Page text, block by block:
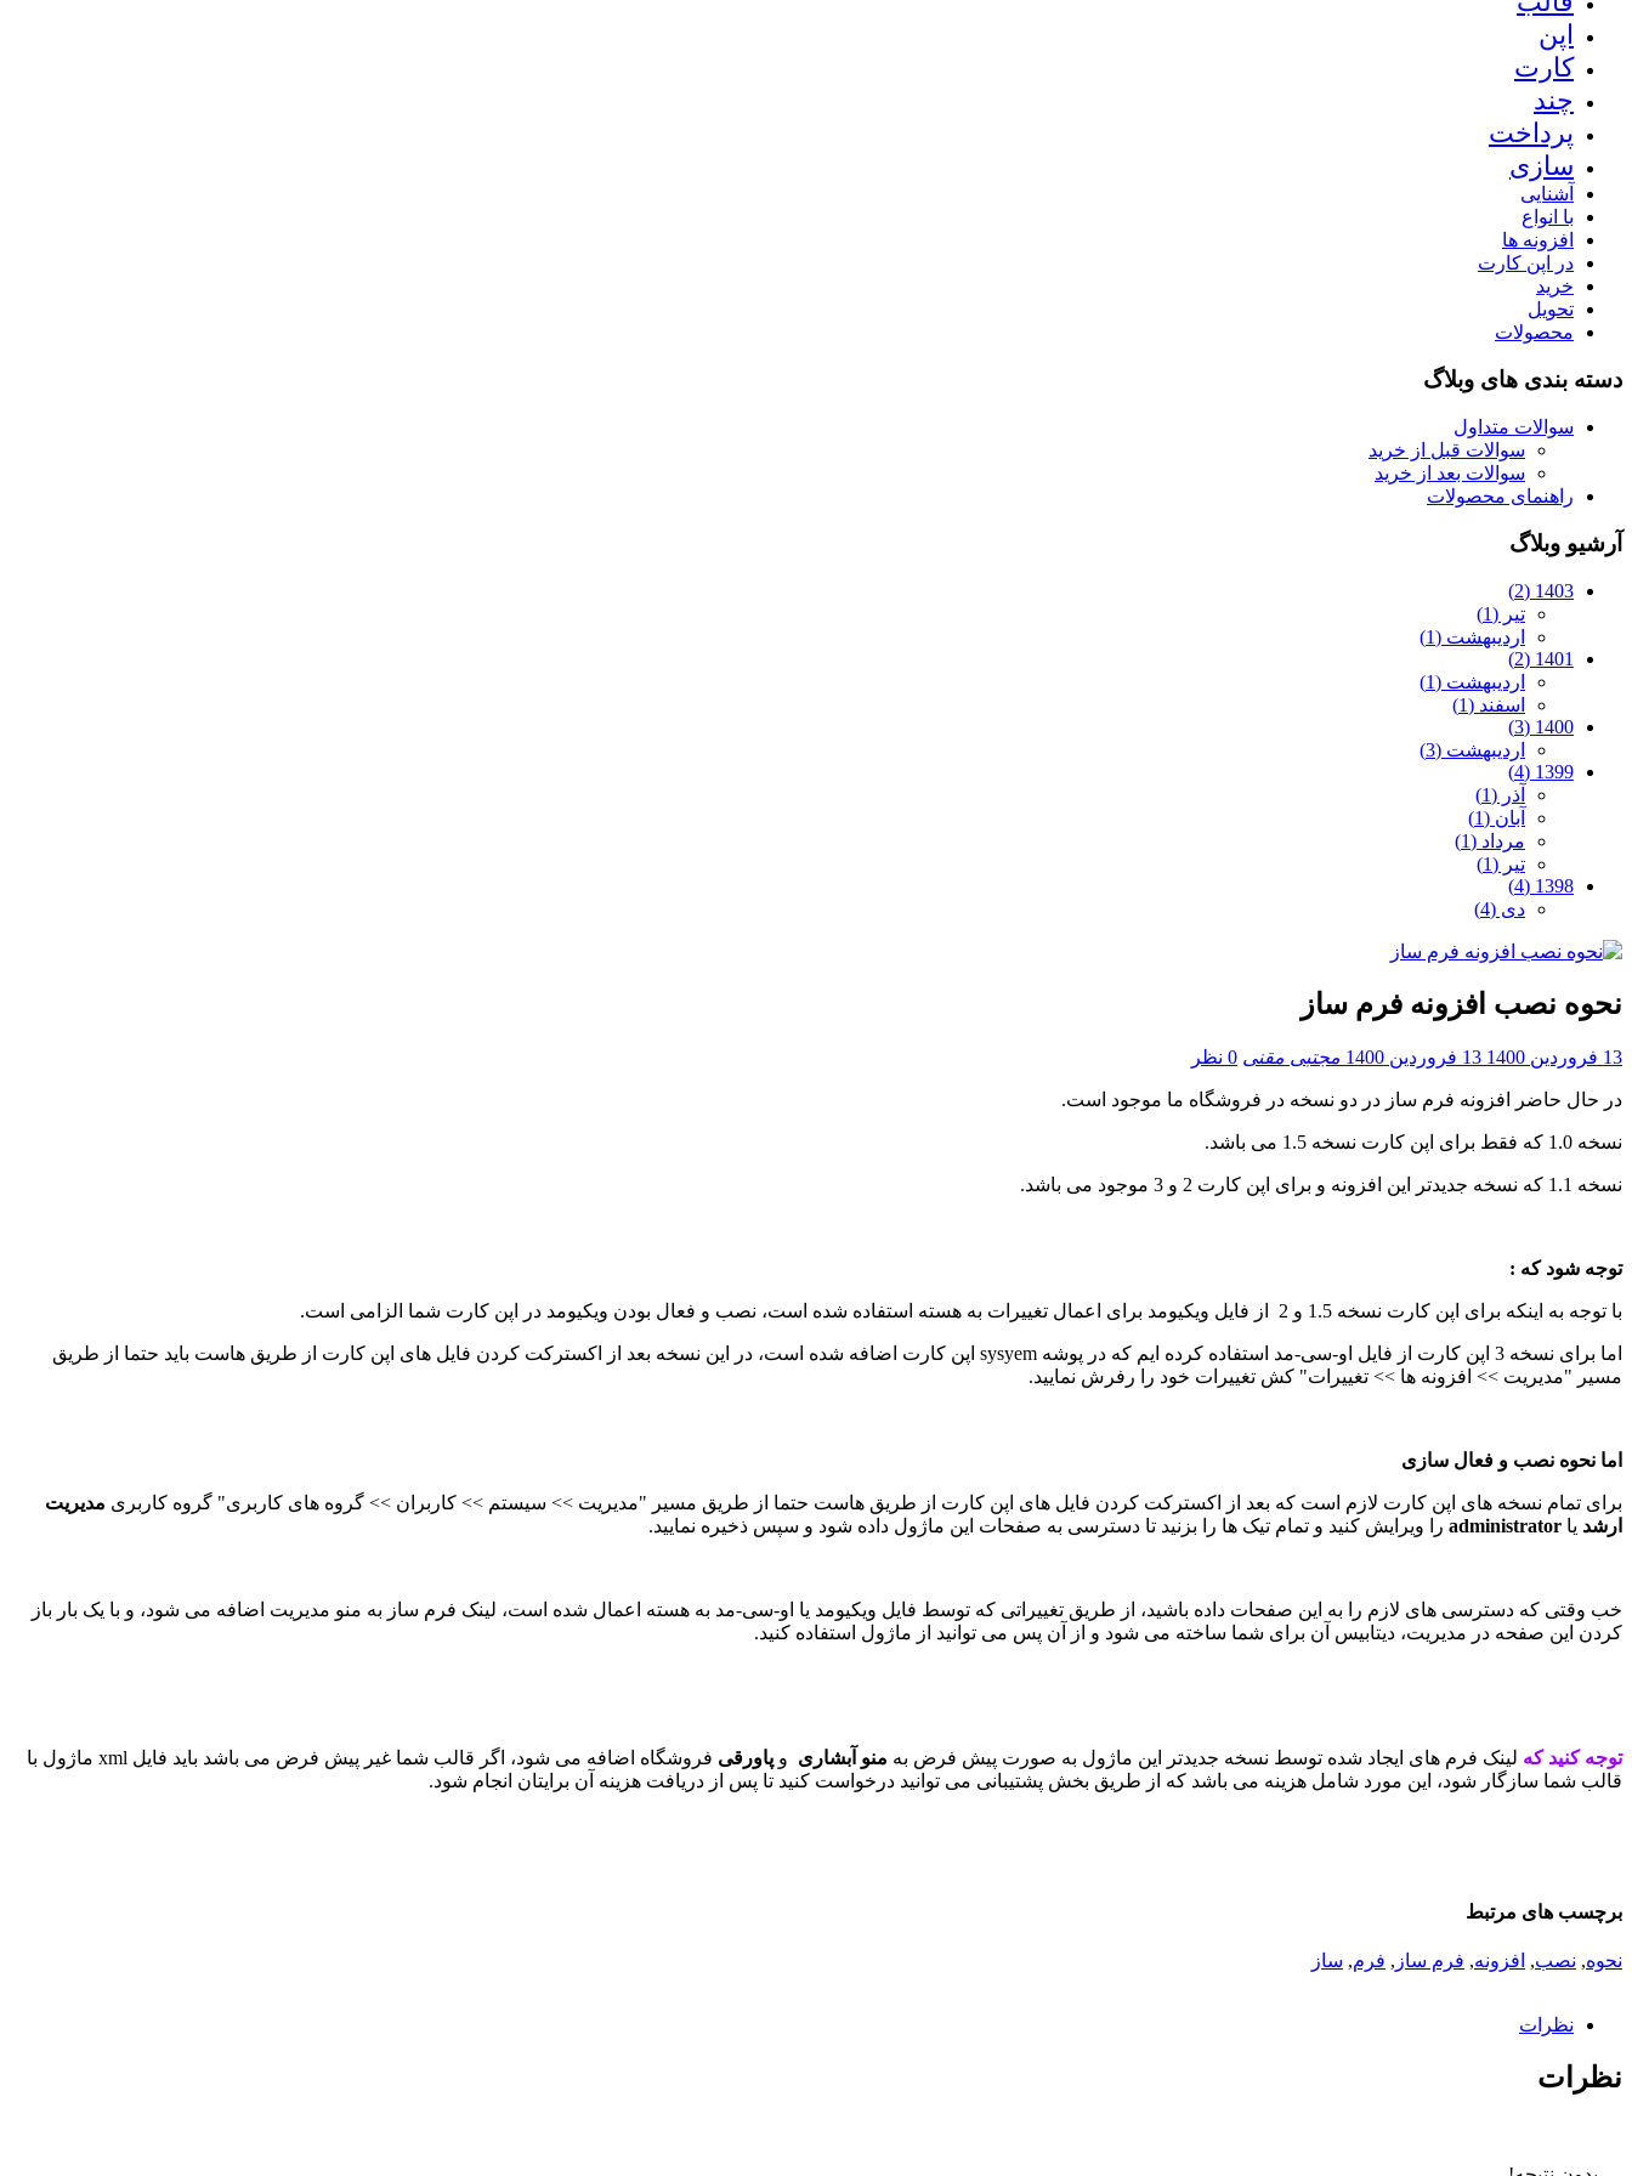
اپن
کارت
چند
پرداخت
سازی
آشنایی
با انواع
افزونه ها
در اپن کارت
خرید
تحویل
محصولات
دسته بندی های وبلاگ
سوالات متداول
سوالات قبل از خرید
سوالات بعد از خرید
راهنمای محصولات
آرشیو وبلاگ
1403 (2)
تیر (1)
اردیبهشت (1)
1401 (2)
اردیبهشت (1)
اسفند (1)
1400 (3)
اردیبهشت (3)
1399 (4)
آذر (1)
آبان (1)
مرداد (1)
تیر (1)
1398 (4)
دی (4)
نحوه نصب افزونه فرم ساز
13 فروردین 1400 13 فروردین 1400 مجتبی مقنی 0 نظر
در حال حاضر افزونه فرم ساز در دو نسخه در فروشگاه ما موجود است.
نسخه 1.0 که فقط برای اپن کارت نسخه 1.5 می باشد.
نسخه 1.1 که نسخه جدیدتر این افزونه و برای اپن کارت 2 و 3 موجود می باشد.
توجه شود که :
با توجه به اینکه برای اپن کارت نسخه 1.5 و 2 از فایل ویکیومد برای اعمال تغییرات به هسته استفاده شده است، نصب و فعال بودن ویکیومد در اپن کارت شما الزامی است.
اما برای نسخه 3 اپن کارت از فایل او-سی-مد استفاده کرده ایم که در پوشه sysyem اپن کارت اضافه شده است، در این نسخه بعد از اکسترکت کردن فایل های اپن کارت از طریق هاست باید حتما از طریق
مسیر "مدیریت >> افزونه ها >> تغییرات" کش تغییرات خود را رفرش نمایید.
اما نحوه نصب و فعال سازی
برای تمام نسخه های اپن کارت لازم است که بعد از اکسترکت کردن فایل های اپن کارت از طریق هاست حتما از طریق مسیر "مدیریت >> سیستم >> کاربران >> گروه های کاربری" گروه کاربری مدیریت
ارشد یا administrator را ویرایش کنید و تمام تیک ها را بزنید تا دسترسی به صفحات این ماژول داده شود و سپس ذخیره نمایید.
خب وقتی که دسترسی های لازم را به این صفحات داده باشید، از طریق تغییراتی که توسط فایل ویکیومد یا او-سی-مد به هسته اعمال شده است، لینک فرم ساز به منو مدیریت اضافه می شود، و با یک بار باز
کردن این صفحه در مدیریت، دیتابیس آن برای شما ساخته می شود و از آن پس می توانید از ماژول استفاده کنید.
توجه کنید که لینک فرم های ایجاد شده توسط نسخه جدیدتر این ماژول به صورت پیش فرض به منو آبشاری و پاورقی
فروشگاه اضافه می شود، اگر قالب شما غیر پیش فرض می باشد باید فایل xml ماژول با
قالب شما سازگار شود، این مورد شامل هزینه می باشد که از طریق بخش پشتیبانی می توانید درخواست کنید تا پس از دریافت هزینه آن برایتان انجام شود.
برچسب های مرتبط
نحوه, نصب, افزونه, فرم ساز , فرم, ساز
نظرات
نظرات